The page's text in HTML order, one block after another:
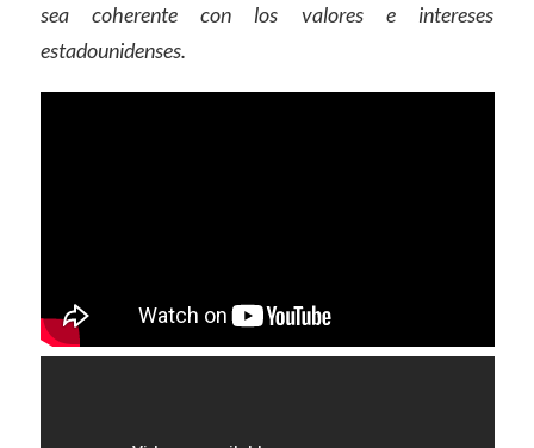
sea coherente con los valores e intereses
estadounidenses.